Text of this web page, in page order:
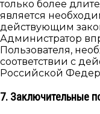
только более
является
действующим
Администратор
Пользователя,
соответствии с
Российской
7. Заключительные